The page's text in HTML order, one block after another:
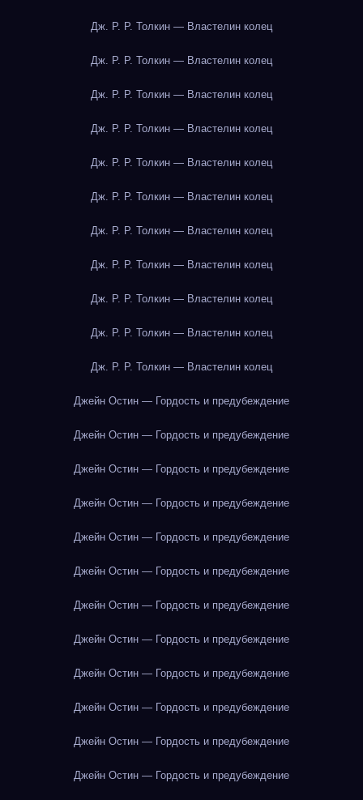
Дж. Р. Р. Толкин — Властелин колец
Дж. Р. Р. Толкин — Властелин колец
Дж. Р. Р. Толкин — Властелин колец
Дж. Р. Р. Толкин — Властелин колец
Дж. Р. Р. Толкин — Властелин колец
Дж. Р. Р. Толкин — Властелин колец
Дж. Р. Р. Толкин — Властелин колец
Дж. Р. Р. Толкин — Властелин колец
Дж. Р. Р. Толкин — Властелин колец
Дж. Р. Р. Толкин — Властелин колец
Дж. Р. Р. Толкин — Властелин колец
Джейн Остин — Гордость и предубеждение
Джейн Остин — Гордость и предубеждение
Джейн Остин — Гордость и предубеждение
Джейн Остин — Гордость и предубеждение
Джейн Остин — Гордость и предубеждение
Джейн Остин — Гордость и предубеждение
Джейн Остин — Гордость и предубеждение
Джейн Остин — Гордость и предубеждение
Джейн Остин — Гордость и предубеждение
Джейн Остин — Гордость и предубеждение
Джейн Остин — Гордость и предубеждение
Джейн Остин — Гордость и предубеждение